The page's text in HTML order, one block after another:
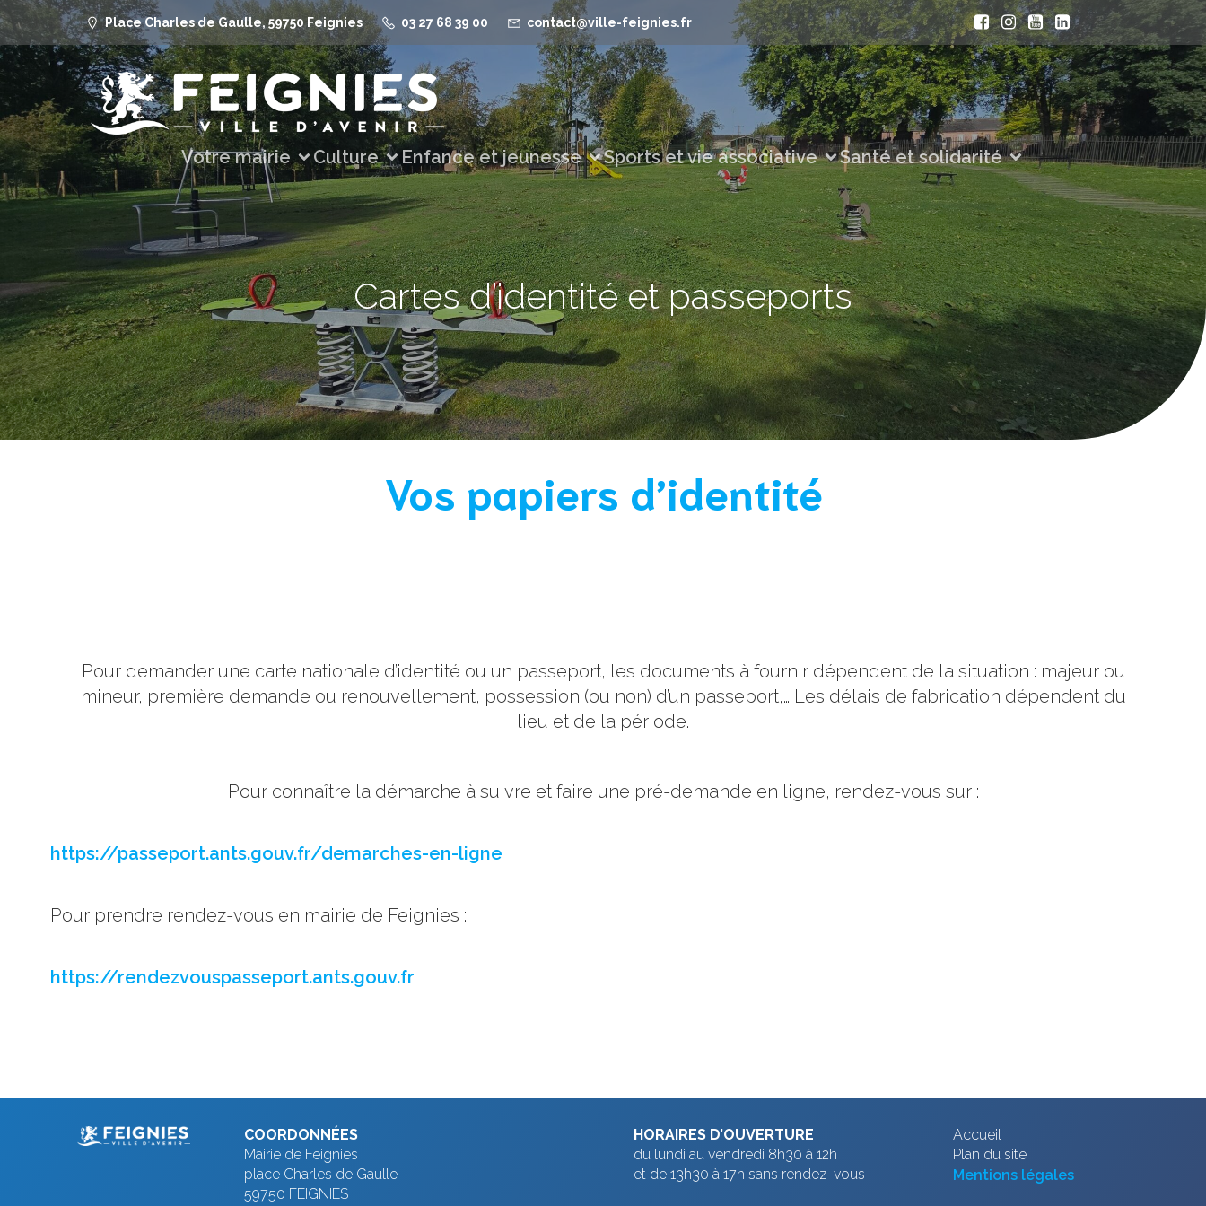
Place Charles de Gaulle, 59750 Feignies 03 27 68 39 00 contact@ville-feignies.fr
Votre mairie Culture Enfance et jeunesse Sports et vie associative Santé et solidarité
Cartes d’identité et passeports
Vos papiers d’identité
Pour demander une carte nationale d’identité ou un passeport, les documents à fournir dépendent de la situation : majeur ou
mineur, première demande ou renouvellement, possession (ou non) d’un passeport,… Les délais de fabrication dépendent du
lieu et de la période.
Pour connaître la démarche à suivre et faire une pré-demande en ligne, rendez-vous sur :
https://passeport.ants.gouv.fr/demarches-en-ligne
Pour prendre rendez-vous en mairie de Feignies :
https://rendezvouspasseport.ants.gouv.fr
COORDONNÉES
Mairie de Feignies
place Charles de Gaulle
59750 FEIGNIES
HORAIRES D’OUVERTURE
du lundi au vendredi 8h30 à 12h
et de 13h30 à 17h sans rendez-vous
Accueil
Plan du site
Mentions légales